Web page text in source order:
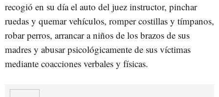
recogió en su día el auto del juez instructor, pinchar
ruedas y quemar vehículos, romper costillas y tímpanos,
robar perros, arrancar a niños de los brazos de sus
madres y abusar psicológicamente de sus víctimas
mediante coacciones verbales y físicas.